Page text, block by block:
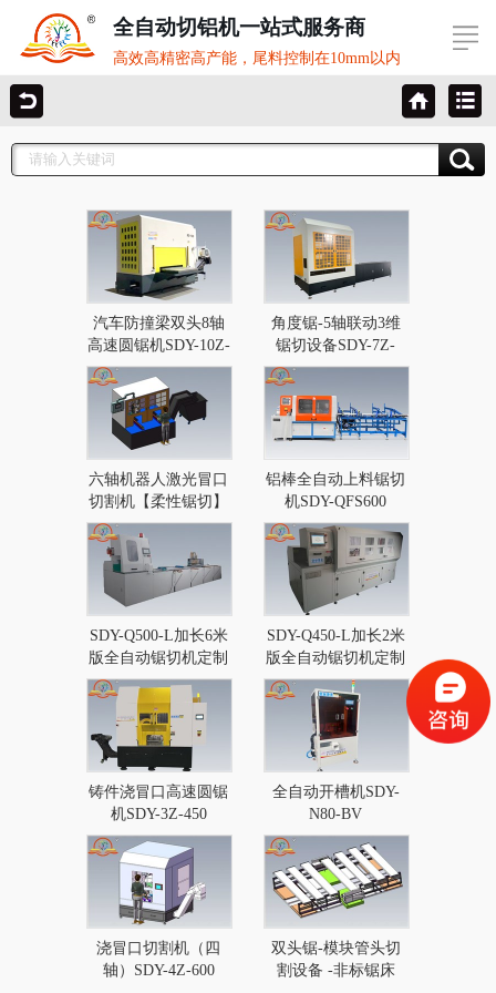
全自动切铝机一站式服务商
高效高精密高产能，尾料控制在10mm以内
汽车防撞梁双头8轴
高速圆锯机SDY-10Z-
600
角度锯-5轴联动3维
锯切设备SDY-7Z-
610CNC
六轴机器人激光冒口
切割机【柔性锯切】
铝棒全自动上料锯切
机SDY-QFS600
SDY-Q500-L加长6米
版全自动锯切机定制
款
SDY-Q450-L加长2米
版全自动锯切机定制
款
铸件浇冒口高速圆锯
机SDY-3Z-450
全自动开槽机SDY-
N80-BV
浇冒口切割机（四
轴）SDY-4Z-600
双头锯-模块管头切
割设备 -非标锯床